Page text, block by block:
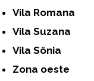
Vila Romana
Vila Suzana
Vila Sônia
Zona oeste